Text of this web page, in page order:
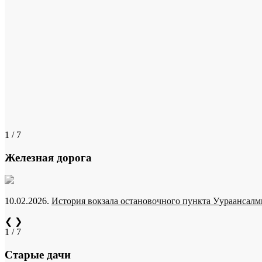
1 / 7
Железная дорога
10.02.2026. История вокзала остановочного пункта
❮ ❯
1 / 7
Старые дачи